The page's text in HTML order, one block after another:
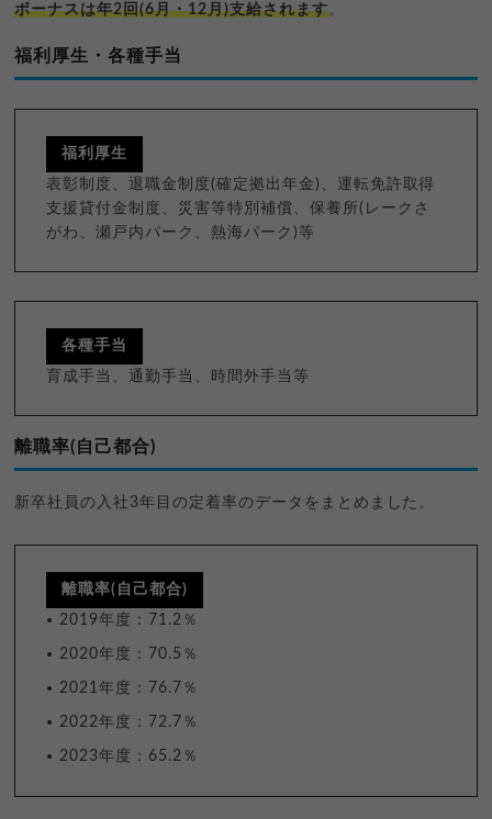
ボーナスは年2回(6月・12月)支給されます。
福利厚生・各種手当
福利厚生
表彰制度、退職金制度(確定拠出年金)、運転免許取得
支援貸付金制度、災害等特別補償、保養所(レークさ
がわ、瀬戸内パーク、熱海パーク)等
各種手当
育成手当、通勤手当、時間外手当等
離職率(自己都合)
新卒社員の入社3年目の定着率のデータをまとめました。
離職率(自己都合)
2019年度：71.2％
2020年度：70.5％
2021年度：76.7％
2022年度：72.7％
2023年度：65.2％